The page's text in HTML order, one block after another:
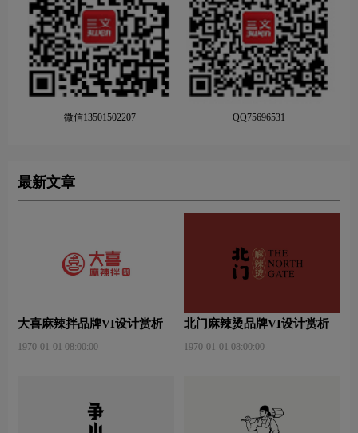
微信13501502207 QQ75696531
最新文章
大喜麻辣拌品牌VI设计赏析
1970-01-01 08:00:00
北门麻辣烫品牌VI设计赏析
1970-01-01 08:00:00